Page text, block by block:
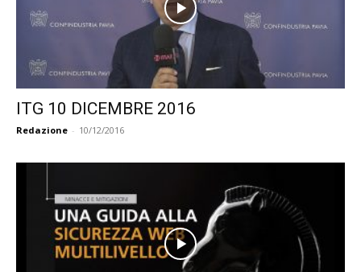
ITG 10 DICEMBRE 2016
Redazione - 10/12/2016